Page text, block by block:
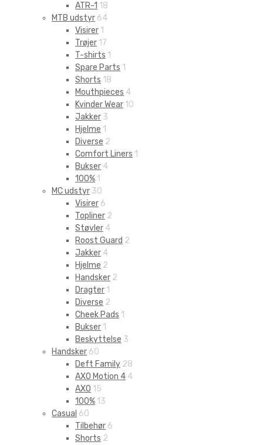
ATR-1 18
MTB udstyr 64
Visirer 1
Trøjer 17
T-shirts 1
Spare Parts 1
Shorts 18
Mouthpieces 4
Kvinder Wear 10
Jakker 3
Hjelme 1
Diverse 2
Comfort Liners 1
Bukser 4
100% 1
MC udstyr 30
Visirer 6
Topliner 2
Støvler 4
Roost Guard 2
Jakker 4
Hjelme 2
Handsker 2
Dragter 1
Diverse 2
Cheek Pads 1
Bukser 1
Beskyttelse 3
Handsker 60
Deft Family 28
AXO Motion 4 4
AXO 15
100% 13
Casual 60
Tilbehør 6
Shorts 2